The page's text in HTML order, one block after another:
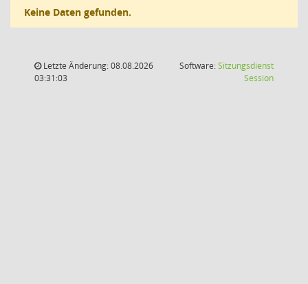
Keine Daten gefunden.
Letzte Änderung: 08.08.2026
03:31:03
Software:Sitzungsdienst
Session(Wird in